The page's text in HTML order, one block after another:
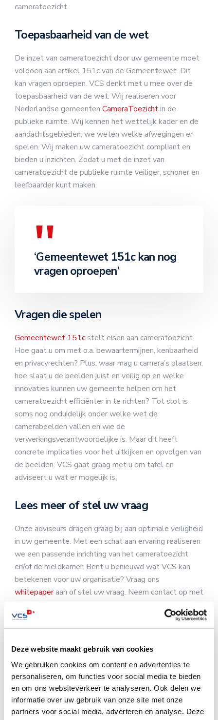
Deze website maakt gebruik van cookies
We gebruiken cookies om content en advertenties te
personaliseren, om functies voor social media te bieden
en om ons websiteverkeer te analyseren. Ook delen we
informatie over uw gebruik van onze site met onze
partners voor social media, adverteren en analyse. Deze
cameratoezicht.
Toepasbaarheid van de wet
De inzet van cameratoezicht door uw gemeente moet
voldoen aan artikel 151c van de Gemeentewet. Dit
kan vragen oproepen. VCS denkt met u mee over de
toepasbaarheid van de wet. Wij realiseren voor
Nederlandse gemeenten CameraToezichtin de
publieke ruimte. Wij kennen het wettelijk kader en de
aandachtsgebieden, we weten welke afwegingen er
spelen. Wij maken uw cameratoezicht compliant en
bieden u inzichten. Zodat u met de inzet van
cameratoezicht de publieke ruimte veiliger, schoner en
leefbaarder kunt maken.
‘Gemeentewet 151c kan nog
vragen oproepen’
Vragen die spelen
Gemeentewet 151cstelt eisen aan cameratoezicht.
Hoe gaat u om met o.a. bewaartermijnen, kenbaarheid
en privacyrechten? Plus: waar mag u camera’s plaatsen,
hoe slaat u de beelden juist en veilig op en welke
innovaties kunnen uw gemeente helpen om het
cameratoezicht efficiënter in te richten? Tot slot is
soms nog onduidelijk onder welke wet de
camerabeelden vallen en wie de
verwerkingsverantwoordelijke is. Maar dit heeft
concrete implicaties voor het uitkijken en opvolgen van
de beelden. VCS gaat graag met u om tafel en
adviseert u wat er mogelijk is.
Lees meer of stel uw vraag
Onze adviseurs dragen graag bij aan optimale veiligheid
in uw gemeente. Met een schat aan ervaring realiseren
we een passende inrichting van het cameratoezicht
en/of de meldkamer. Bent u benieuwd wat VCS kan
betekenen voor uw organisatie? Vraag ons
whitepaperaan of stel uw vraag. Neem contact op met
kent de praktische toepasbaarheid van de wet en kan u
gericht adviseren.
cameratoezicht Gemeentewet 151c